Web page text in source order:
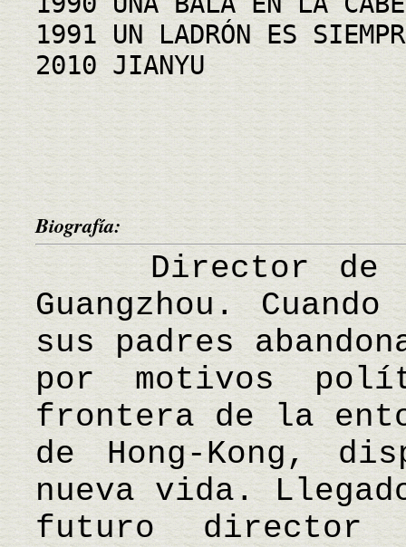
1991 UN LADRÓN ES
2010 JIANYU
Biografía:
Director de
Guangzhou.
sus padres
por motivos
frontera de la
de Hong-Kong,
nueva vida.
futuro director